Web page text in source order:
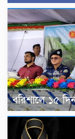
বরিশালে ১৫